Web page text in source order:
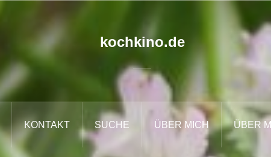
kochkino.de
KONTAKT SUCHE ÜBER MICH ÜBER